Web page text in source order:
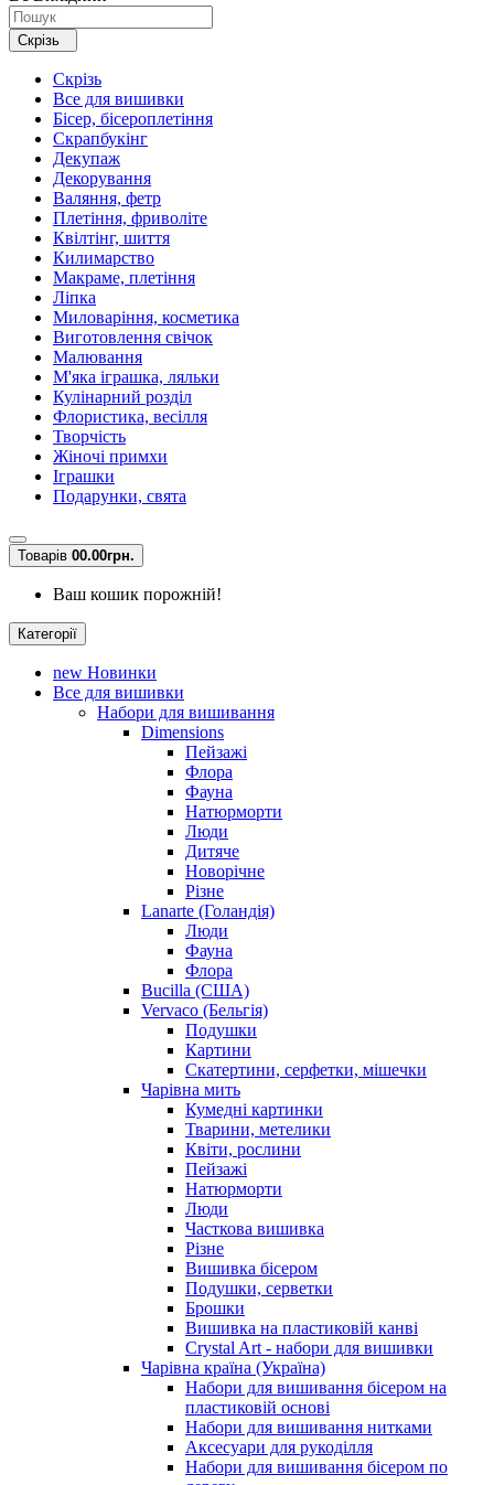
Скрізь
Скрізь
Все для вишивки
Бісер, бісероплетіння
Скрапбукінг
Декупаж
Декорування
Валяння, фетр
Плетіння, фриволіте
Квілтінг, шиття
Килимарство
Макраме, плетіння
Ліпка
Миловаріння, косметика
Виготовлення свічок
Малювання
М'яка іграшка, ляльки
Кулінарний розділ
Флористика, весілля
Творчість
Жіночі примхи
Іграшки
Подарунки, свята
Товарів 00.00грн.
Ваш кошик порожній!
Категорії
new Новинки
Все для вишивки
Набори для вишивання
Dimensions
Пейзажі
Флора
Фауна
Натюрморти
Люди
Дитяче
Новорічне
Різне
Lanarte (Голандія)
Люди
Фауна
Флора
Bucilla (США)
Vervaco (Бельгія)
Подушки
Картини
Скатертини, серфетки, мішечки
Чарiвна мить
Кумедні картинки
Тварини, метелики
Квіти, рослини
Пейзажі
Натюрморти
Люди
Часткова вишивка
Різне
Вишивка бісером
Подушки, серветки
Брошки
Вишивка на пластиковій канві
Crystal Art - набори для вишивки
Чарівна країна (Україна)
Набори для вишивання бісером на
пластиковій основі
Набори для вишивання нитками
Аксесуари для рукоділля
Набори для вишивання бісером по